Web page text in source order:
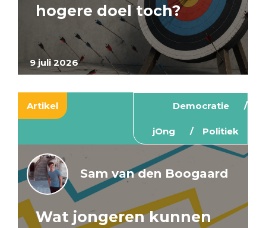
9 juli 2026
hogere doel toch?
Artikel Democratie
jOng Politiek
Sam van den Boogaard
Wat jongeren kunnen